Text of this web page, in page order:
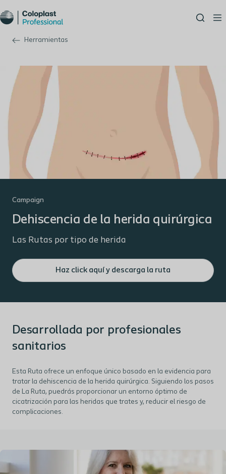
Herramientas
Campaign
Dehiscencia de la herida quirúrgica
Las Rutas por tipo de herida
Haz click aquí y descarga la ruta
Desarrollada por profesionales
sanitarios
Esta Ruta ofrece un enfoque único basado en la evidencia para
tratar la dehiscencia de la herida quirúrgica. Siguiendo los pasos
de La Ruta, puedrás proporcionar un entorno óptimo de
cicatrización para las heridas que trates y, reducir el riesgo de
complicaciones.